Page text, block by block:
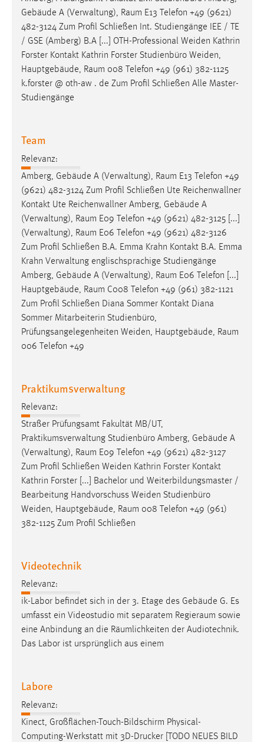
Gebäude A (Verwaltung), Raum E13 Telefon +49 (9621)
482-3124 Zum Profil Schließen Int. Studiengänge IEE / TE
/ GSE (Amberg) B.A [...] OTH-Professional Weiden Kathrin
Forster Kontakt Kathrin Forster Studienbüro Weiden,
Hauptgebäude, Raum 008 Telefon +49 (961) 382-1125
k.forster @ oth-aw . de Zum Profil Schließen Alle Master-
Studiengänge
Team
Relevanz:
Amberg, Gebäude A (Verwaltung), Raum E13 Telefon +49
(9621) 482-3124 Zum Profil Schließen Ute Reichenwallner
Kontakt Ute Reichenwallner Amberg, Gebäude A
(Verwaltung), Raum E09 Telefon +49 (9621) 482-3125 [...]
(Verwaltung), Raum E06 Telefon +49 (9621) 482-3126
Zum Profil Schließen B.A. Emma Krahn Kontakt B.A. Emma
Krahn Verwaltung englischsprachige Studiengänge
Amberg, Gebäude A (Verwaltung), Raum E06 Telefon [...]
Hauptgebäude, Raum C008 Telefon +49 (961) 382-1121
Zum Profil Schließen Diana Sommer Kontakt Diana
Sommer Mitarbeiterin Studienbüro,
Prüfungsangelegenheiten Weiden, Hauptgebäude, Raum
006 Telefon +49
Praktikumsverwaltung
Relevanz:
Straßer Prüfungsamt Fakultät MB/UT,
Praktikumsverwaltung Studienbüro Amberg, Gebäude A
(Verwaltung), Raum E09 Telefon +49 (9621) 482-3127
Zum Profil Schließen Weiden Kathrin Forster Kontakt
Kathrin Forster [...] Bachelor und Weiterbildungsmaster /
Bearbeitung Handvorschuss Weiden Studienbüro
Weiden, Hauptgebäude, Raum 008 Telefon +49 (961)
382-1125 Zum Profil Schließen
Videotechnik
Relevanz:
ik-Labor befindet sich in der 3. Etage des Gebäude G. Es
umfasst ein Videostudio mit separatem Regieraum sowie
eine Anbindung an die Räumlichkeiten der Audiotechnik.
Das Labor ist ursprünglich aus einem
Labore
Relevanz:
Kinect, Großflächen-Touch-Bildschirm Physical-
Computing-Werkstatt mit 3D-Drucker [TODO NEUES BILD
EXTERNE MEDIEN
Um Inhalte von Videoplattformen und Social Media
Plattformen anzeigen zu können, werden von diesen
externen Medien Cookies gesetzt.
YouTube